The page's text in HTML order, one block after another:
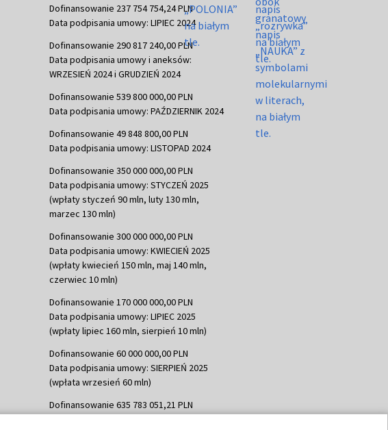
Dofinansowanie 237 754 754,24 PLN
Data podpisania umowy: LIPIEC 2024
Dofinansowanie 290 817 240,00 PLN
Data podpisania umowy i aneksów:
WRZESIEŃ 2024 i GRUDZIEŃ 2024
Dofinansowanie 539 800 000,00 PLN
Data podpisania umowy: PAŹDZIERNIK 2024
Dofinansowanie 49 848 800,00 PLN
Data podpisania umowy: LISTOPAD 2024
Dofinansowanie 350 000 000,00 PLN
Data podpisania umowy: STYCZEŃ 2025
(wpłaty styczeń 90 mln, luty 130 mln,
marzec 130 mln)
Dofinansowanie 300 000 000,00 PLN
Data podpisania umowy: KWIECIEŃ 2025
(wpłaty kwiecień 150 mln, maj 140 mln,
czerwiec 10 mln)
Dofinansowanie 170 000 000,00 PLN
Data podpisania umowy: LIPIEC 2025
(wpłaty lipiec 160 mln, sierpień 10 mln)
Dofinansowanie 60 000 000,00 PLN
Data podpisania umowy: SIERPIEŃ 2025
(wpłata wrzesień 60 mln)
Dofinansowanie 635 783 051,21 PLN